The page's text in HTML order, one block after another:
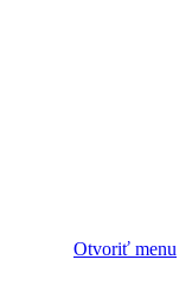
Otvoriť menu